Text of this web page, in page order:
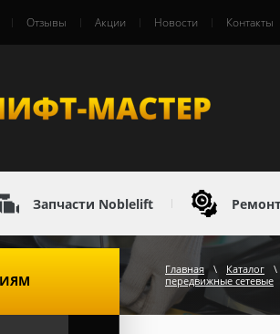
Отзывы Акции Новости Контакты
Запчасти Noblelift
Главная \ Каталог \
передвижные сетевые